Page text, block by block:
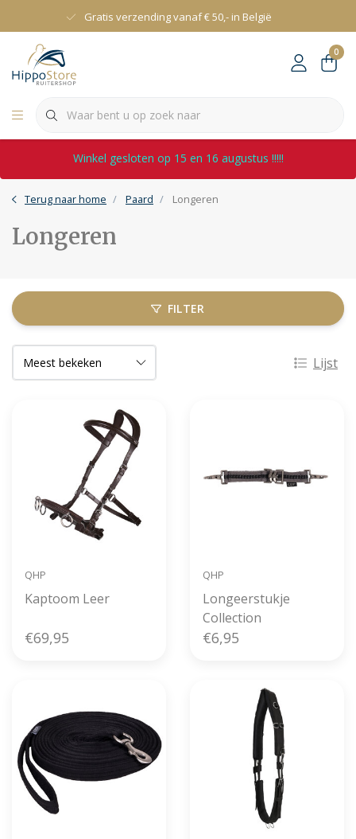
Gratis verzending vanaf € 50,- in België
0
Winkel gesloten op 15 en 16 augustus !!!!!
Terug naar home Paard Longeren
Longeren
FILTER
Lijst
QHP
Kaptoom Leer
€69,95
QHP
Longeerstukje
Collection
€6,95